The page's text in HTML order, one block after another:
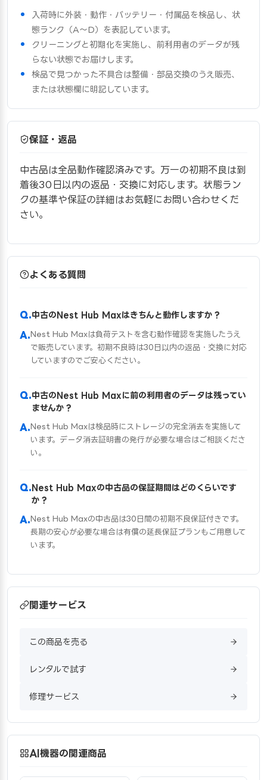
入荷時に外装・動作・バッテリー・付属品を検品し、状
態ランク（A〜D）を表記しています。
クリーニングと初期化を実施し、前利用者のデータが残
らない状態でお届けします。
検品で見つかった不具合は整備・部品交換のうえ販売、
または状態欄に明記しています。
保証・返品
中古品は全品動作確認済みです。万一の初期不良は到
着後30日以内の返品・交換に対応します。状態ラン
クの基準や保証の詳細はお気軽にお問い合わせくだ
さい。
よくある質問
中古のNest Hub Maxはきちんと動作しますか？
Nest Hub Maxは負荷テストを含む動作確認を実施したうえ
で販売しています。初期不良時は30日以内の返品・交換に対応
していますのでご安心ください。
中古のNest Hub Maxに前の利用者のデータは残ってい
ませんか？
Nest Hub Maxは検品時にストレージの完全消去を実施して
います。データ消去証明書の発行が必要な場合はご相談くださ
い。
Nest Hub Maxの中古品の保証期間はどのくらいです
か？
Nest Hub Maxの中古品は30日間の初期不良保証付きです。
長期の安心が必要な場合は有償の延長保証プランもご用意して
います。
関連サービス
この商品を売る
レンタルで試す
修理サービス
AI機器の関連商品